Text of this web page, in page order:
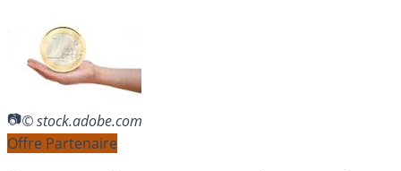
© stock.adobe.com
Offre Partenaire